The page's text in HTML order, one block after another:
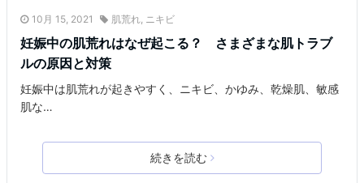
10月 15, 2021 肌荒れ, ニキビ
妊娠中の肌荒れはなぜ起こる？ さまざまな肌トラブ
ルの原因と対策
妊娠中は肌荒れが起きやすく、ニキビ、かゆみ、乾燥肌、敏感
肌な…
続きを読む